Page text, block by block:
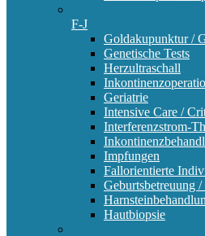
F-J
Goldakupunktur /
Genetische Tests
Herzultraschall
Geriatrie
Intensive Care /
Interferenzstrom-
Impfungen
Fallorientierte
Geburtsbetreuung
Hautbiopsie